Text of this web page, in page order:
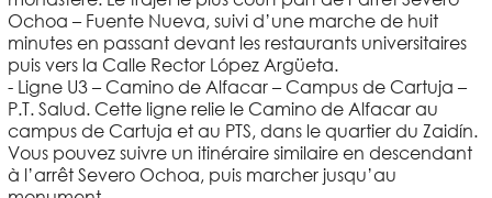
Ochoa – Fuente Nueva, suivi d’une marche de huit
minutes en passant devant les restaurants universitaires
puis vers la Calle Rector López Argüeta.
- Ligne U3 – Camino de Alfacar – Campus de Cartuja –
P.T. Salud. Cette ligne relie le Camino de Alfacar au
campus de Cartuja et au PTS, dans le quartier du Zaidín.
Vous pouvez suivre un itinéraire similaire en descendant
à l’arrêt Severo Ochoa, puis marcher jusqu’au